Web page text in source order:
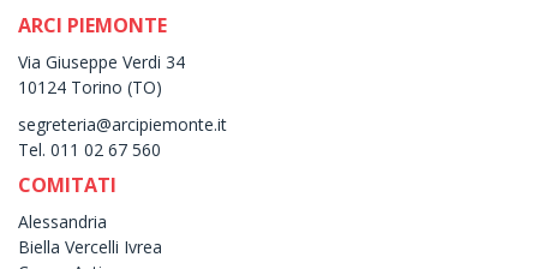
ARCI PIEMONTE
Via Giuseppe Verdi 34
10124 Torino (TO)
segreteria@arcipiemonte.it
Tel. 011 02 67 560
COMITATI
Alessandria
Biella Vercelli Ivrea